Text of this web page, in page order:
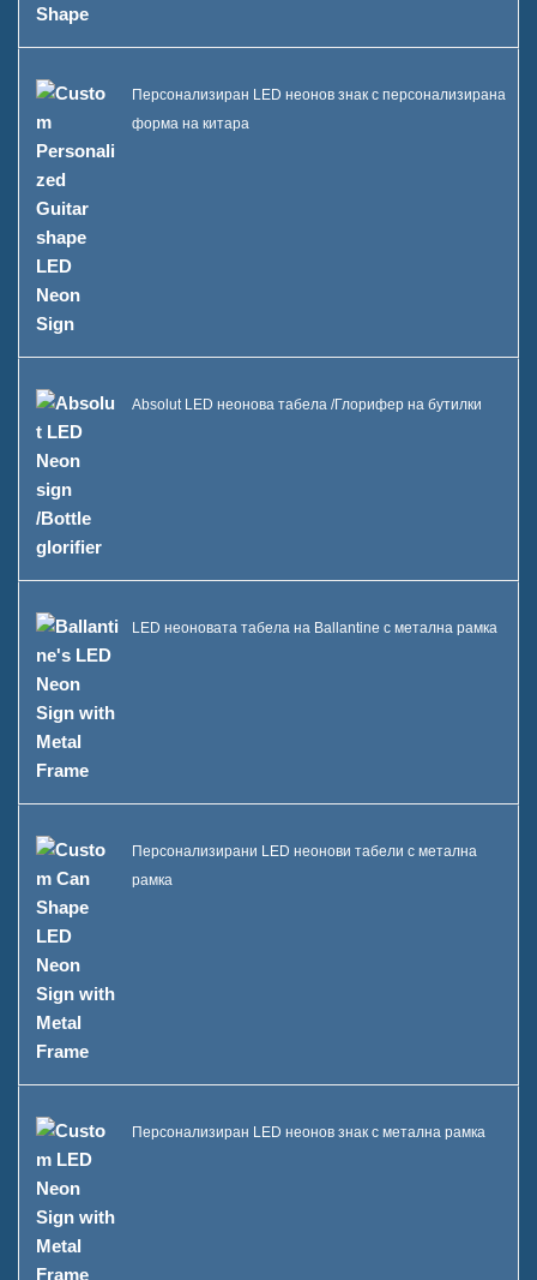
Персонализиран LED неонов знак с персонализирана
форма на китара
Absolut LED неонова табела /Глорифер на бутилки
LED неоновата табела на Ballantine с метална рамка
Персонализирани LED неонови табели с метална
рамка
Персонализиран LED неонов знак с метална рамка